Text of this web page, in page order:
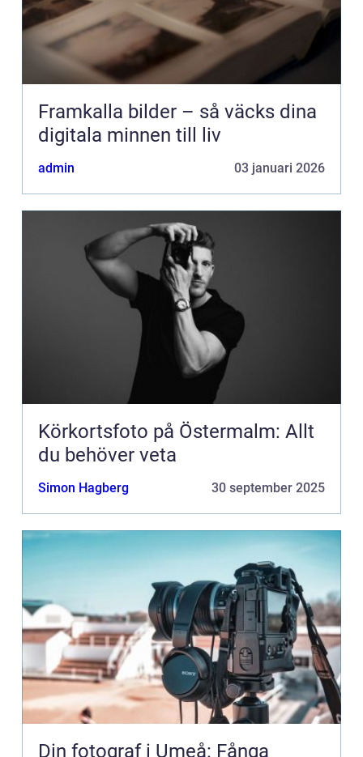
Framkalla bilder – så väcks dina
digitala minnen till liv
admin 03 januari 2026
Körkortsfoto på Östermalm: Allt
du behöver veta
Simon Hagberg 30 september 2025
Din fotograf i Umeå: Fånga